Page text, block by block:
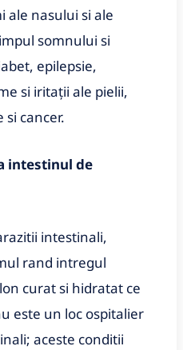
ale nasului si ale
somnului si
epilepsie,
si iritații ale pielii,
cancer.
intestinul de
intestinali,
rand intregul
curat si hidratat ce
este un loc ospitalier
aceste conditii